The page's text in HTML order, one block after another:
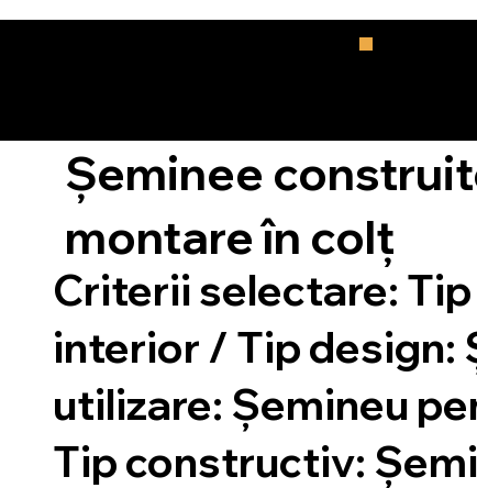
Criterii selectare:
interior / Tip design:
utilizare: Șemineu
Tip constructiv:
Șeminee
montare în colț